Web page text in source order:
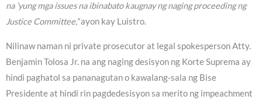
na ’yung mga issues na ibinabato kaugnay ng naging proceeding ng
Justice Committee,”ayon kay Luistro.
Nilinaw naman ni private prosecutor at legal spokesperson Atty.
Benjamin Tolosa Jr. na ang naging desisyon ng Korte Suprema ay
hindi paghatol sa pananagutan o kawalang-sala ng Bise
Presidente at hindi rin pagdedesisyon sa merito ng impeachment